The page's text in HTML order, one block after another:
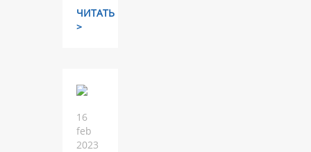
ЧИТАТЬ
>
16
feb
2023